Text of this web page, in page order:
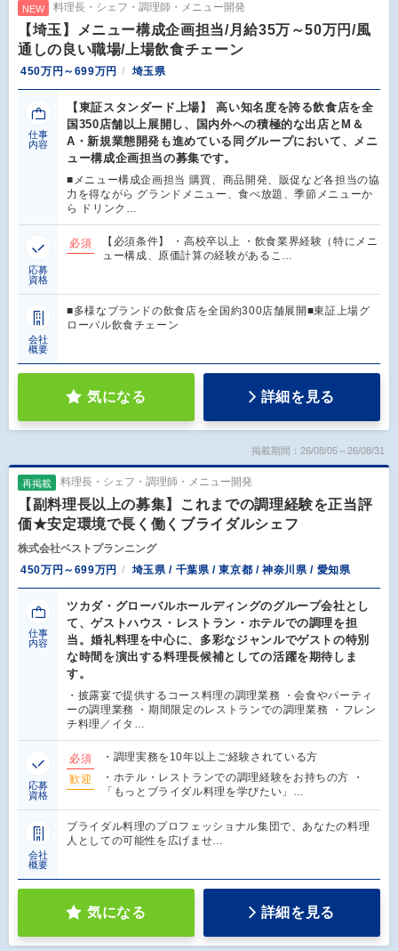
NEW 料理長・シェフ・調理師・メニュー開発
【埼玉】メニュー構成企画担当/月給35万～50万円/風
通しの良い職場/上場飲食チェーン
450万円～699万円 埼玉県
仕事
内容
【東証スタンダード上場】 高い知名度を誇る飲食店を全
国350店舗以上展開し、国内外への積極的な出店とM＆
A・新規業態開発も進めている同グループにおいて、メニ
ュー構成企画担当の募集です。
■メニュー構成企画担当 購買、商品開発、販促など各担当の協
力を得ながら グランドメニュー、食べ放題、季節メニューか
ら ドリンク…
応募
資格
必須
【必須条件】 ・高校卒以上 ・飲食業界経験（特にメニ
ュー構成、原価計算の経験があるこ…
会社
概要
■多様なブランドの飲食店を全国約300店舗展開■東証上場グ
ローバル飲食チェーン
気になる 詳細を見る
掲載期間：26/08/05～26/08/31
再掲載 料理長・シェフ・調理師・メニュー開発
【副料理長以上の募集】これまでの調理経験を正当評
価★安定環境で長く働くブライダルシェフ
株式会社ベストプランニング
450万円～699万円
埼玉県 / 千葉県 / 東京都 / 神奈川県 / 愛知県
仕事
内容
ツカダ・グローバルホールディングのグループ会社とし
て、ゲストハウス・レストラン・ホテルでの調理を担
当。婚礼料理を中心に、多彩なジャンルでゲストの特別
な時間を演出する料理長候補としての活躍を期待しま
す。
・披露宴で提供するコース料理の調理業務 ・会食やパーティ
ーの調理業務 ・期間限定のレストランでの調理業務 ・フレン
チ料理／イタ…
応募
資格
必須
・調理実務を10年以上ご経験されている方
歓迎
・ホテル・レストランでの調理経験をお持ちの方 ・
「もっとブライダル料理を学びたい」…
会社
概要
ブライダル料理のプロフェッショナル集団で、あなたの料理
人としての可能性を広げませ…
気になる 詳細を見る